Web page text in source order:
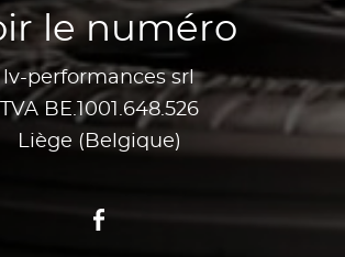
le numéro
lv-performances srl
TVA BE.1001.648.526
Liège (Belgique)